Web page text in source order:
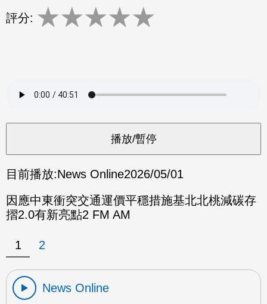
評分: ★★★★★
目前播放:News Online2026/05/01
因應中東衝突交通運價平穩措施基北北桃減碳存
摺2.0有新亮點2 FM AM
1 2
News Online